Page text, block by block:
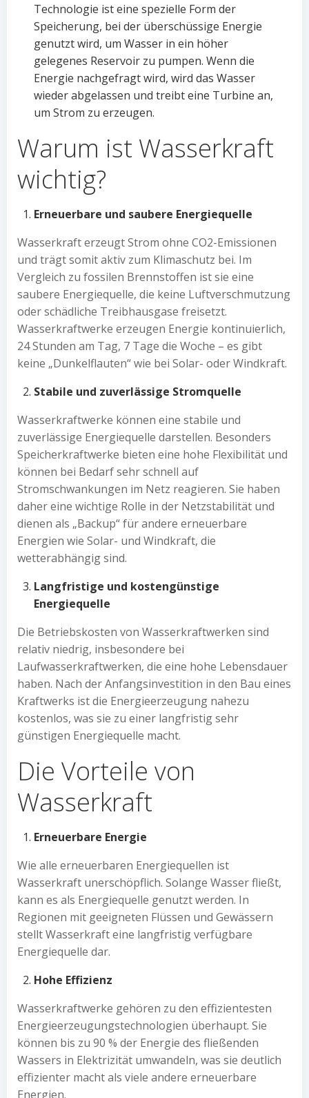
Technologie ist eine spezielle Form der
Speicherung, bei der überschüssige Energie
genutzt wird, um Wasser in ein höher
gelegenes Reservoir zu pumpen. Wenn die
Energie nachgefragt wird, wird das Wasser
wieder abgelassen und treibt eine Turbine an,
um Strom zu erzeugen.
Warum ist Wasserkraft
wichtig?
Erneuerbare und saubere Energiequelle
Wasserkraft erzeugt Strom ohne CO2-Emissionen
und trägt somit aktiv zum Klimaschutz bei. Im
Vergleich zu fossilen Brennstoffen ist sie eine
saubere Energiequelle, die keine Luftverschmutzung
oder schädliche Treibhausgase freisetzt.
Wasserkraftwerke erzeugen Energie kontinuierlich,
24 Stunden am Tag, 7 Tage die Woche – es gibt
keine „Dunkelflauten“ wie bei Solar- oder Windkraft.
Stabile und zuverlässige Stromquelle
Wasserkraftwerke können eine stabile und
zuverlässige Energiequelle darstellen. Besonders
Speicherkraftwerke bieten eine hohe Flexibilität und
können bei Bedarf sehr schnell auf
Stromschwankungen im Netz reagieren. Sie haben
daher eine wichtige Rolle in der Netzstabilität und
dienen als „Backup“ für andere erneuerbare
Energien wie Solar- und Windkraft, die
wetterabhängig sind.
Langfristige und kostengünstige
Energiequelle
Die Betriebskosten von Wasserkraftwerken sind
relativ niedrig, insbesondere bei
Laufwasserkraftwerken, die eine hohe Lebensdauer
haben. Nach der Anfangsinvestition in den Bau eines
Kraftwerks ist die Energieerzeugung nahezu
kostenlos, was sie zu einer langfristig sehr
günstigen Energiequelle macht.
Die Vorteile von
Wasserkraft
Erneuerbare Energie
Wie alle erneuerbaren Energiequellen ist
Wasserkraft unerschöpflich. Solange Wasser fließt,
kann es als Energiequelle genutzt werden. In
Regionen mit geeigneten Flüssen und Gewässern
stellt Wasserkraft eine langfristig verfügbare
Energiequelle dar.
Hohe Effizienz
Wasserkraftwerke gehören zu den effizientesten
Energieerzeugungstechnologien überhaupt. Sie
können bis zu 90 % der Energie des fließenden
Wassers in Elektrizität umwandeln, was sie deutlich
effizienter macht als viele andere erneuerbare
Energien.